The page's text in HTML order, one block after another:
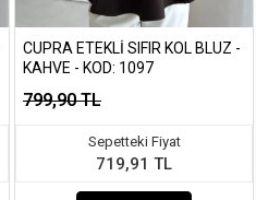
CUPRA ETEKLI SIFIR KOL BLUZ -
KAHVE - KOD: 1097
799,90 TL
Sepetteki Fiyat
719,91 TL